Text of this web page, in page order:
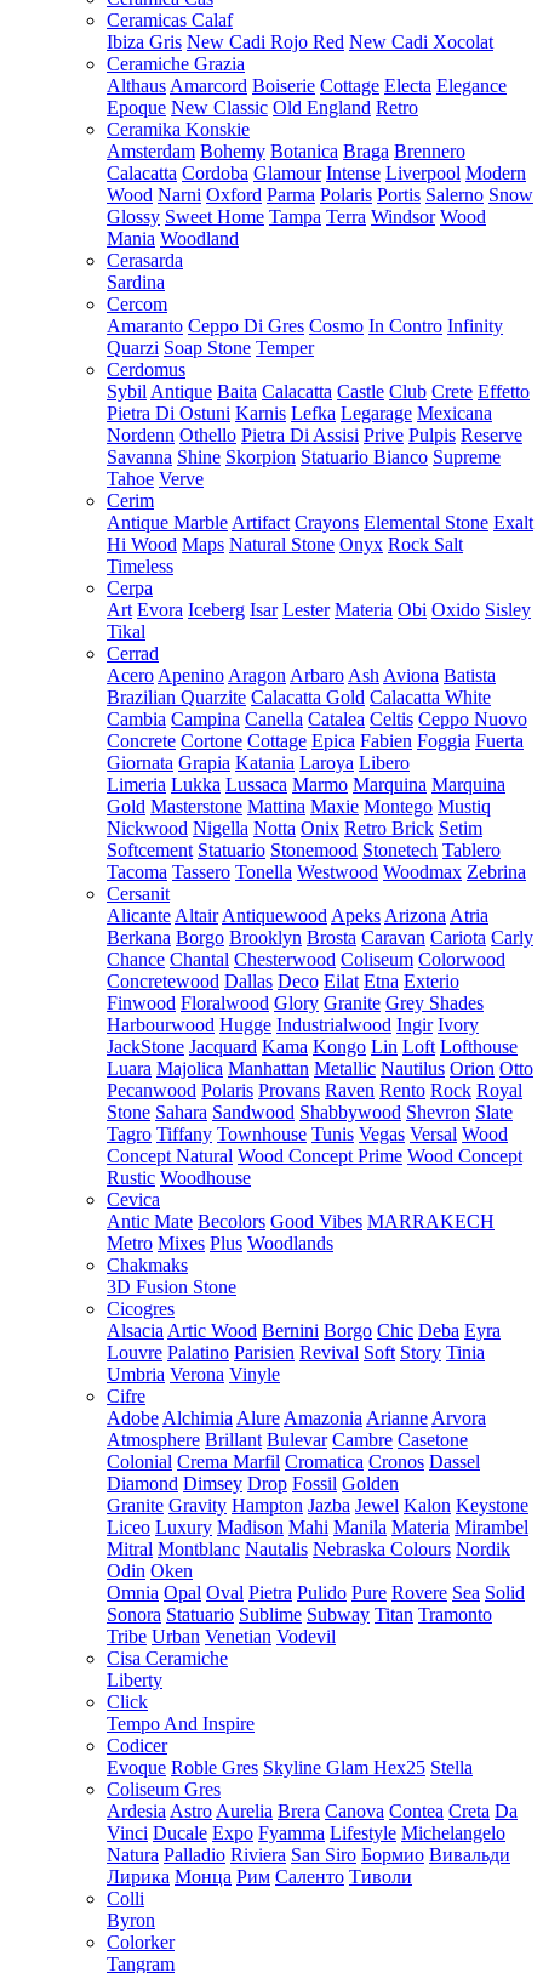
Ceramicas Calaf
Ibiza Gris New Cadi Rojo Red New Cadi Xocolat
Ceramiche Grazia
Althaus Amarcord Boiserie Cottage Electa Elegance
Epoque New Classic Old England Retro
Ceramika Konskie
Amsterdam Bohemy Botanica Braga Brennero
Calacatta Cordoba Glamour Intense Liverpool Modern
Wood Narni Oxford Parma Polaris Portis Salerno Snow
Glossy Sweet Home Tampa Terra Windsor Wood
Mania Woodland
Cerasarda
Sardina
Cercom
Amaranto Ceppo Di Gres Cosmo In Contro Infinity
Quarzi Soap Stone Temper
Cerdomus
Sybil Antique Baita Calacatta Castle Club Crete Effetto
Pietra Di Ostuni Karnis Lefka Legarage Mexicana
Nordenn Othello Pietra Di Assisi Prive Pulpis Reserve
Savanna Shine Skorpion Statuario Bianco Supreme
Tahoe Verve
Cerim
Antique Marble Artifact Crayons Elemental Stone Exalt
Hi Wood Maps Natural Stone Onyx Rock Salt
Timeless
Cerpa
Art Evora Iceberg Isar Lester Materia Obi Oxido Sisley
Tikal
Cerrad
Acero Apenino Aragon Arbaro Ash Aviona Batista
Brazilian Quarzite Calacatta Gold Calacatta White
Cambia Campina Canella Catalea Celtis Ceppo Nuovo
Concrete Cortone Cottage Epica Fabien Foggia Fuerta
Giornata Grapia Katania Laroya Libero
Limeria Lukka Lussaca Marmo Marquina Marquina
Gold Masterstone Mattina Maxie Montego Mustiq
Nickwood Nigella Notta Onix Retro Brick Setim
Softcement Statuario Stonemood Stonetech Tablero
Tacoma Tassero Tonella Westwood Woodmax Zebrina
Cersanit
Alicante Altair Antiquewood Apeks Arizona Atria
Berkana Borgo Brooklyn Brosta Caravan Cariota Carly
Chance Chantal Chesterwood Coliseum Colorwood
Concretewood Dallas Deco Eilat Etna Exterio
Finwood Floralwood Glory Granite Grey Shades
Harbourwood Hugge Industrialwood Ingir Ivory
JackStone Jacquard Kama Kongo Lin Loft Lofthouse
Luara Majolica Manhattan Metallic Nautilus Orion Otto
Pecanwood Polaris Provans Raven Rento Rock Royal
Stone Sahara Sandwood Shabbywood Shevron Slate
Tagro Tiffany Townhouse Tunis Vegas Versal Wood
Concept Natural Wood Concept Prime Wood Concept
Rustic Woodhouse
Cevica
Antic Mate Becolors Good Vibes MARRAKECH
Metro Mixes Plus Woodlands
Chakmaks
3D Fusion Stone
Cicogres
Alsacia Artic Wood Bernini Borgo Chic Deba Eyra
Louvre Palatino Parisien Revival Soft Story Tinia
Umbria Verona Vinyle
Cifre
Adobe Alchimia Alure Amazonia Arianne Arvora
Atmosphere Brillant Bulevar Cambre Casetone
Colonial Crema Marfil Cromatica Cronos Dassel
Diamond Dimsey Drop Fossil Golden
Granite Gravity Hampton Jazba Jewel Kalon Keystone
Liceo Luxury Madison Mahi Manila Materia Mirambel
Mitral Montblanc Nautalis Nebraska Colours Nordik
Odin Oken
Omnia Opal Oval Pietra Pulido Pure Rovere Sea Solid
Sonora Statuario Sublime Subway Titan Tramonto
Tribe Urban Venetian Vodevil
Cisa Ceramiche
Liberty
Click
Tempo And Inspire
Codicer
Evoque Roble Gres Skyline Glam Hex25 Stella
Coliseum Gres
Ardesia Astro Aurelia Brera Canova Contea Creta Da
Vinci Ducale Expo Fyamma Lifestyle Michelangelo
Natura Palladio Riviera San Siro Бормио Вивальди
Лирика Монца Рим Саленто Тиволи
Colli
Byron
Colorker
Tangram